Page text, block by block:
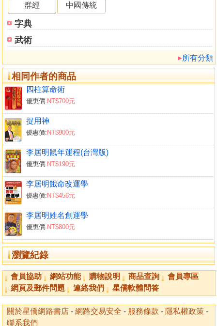
群經 中國傳統
字典
武術
所有分類
相同作者的商品
四柱算命術
優惠價: NT$700元
捉用神
優惠價: NT$900元
李居明鼠年運程(台灣版)
優惠價: NT$190元
李居明餓命改運學
優惠價: NT$456元
李居明姓名創運學
優惠價: NT$800元
瀏覽紀錄
會員協助 網站功能 購物說明 商品查詢
會員專區
網頁及郵件問題
連絡我們 星僑軟體問答
關於星僑網路書店 - 網路交易安全 - 服務條款 - 隱私權政策 -
聯系我們